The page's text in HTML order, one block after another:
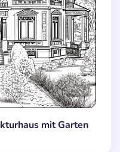
mit Garten